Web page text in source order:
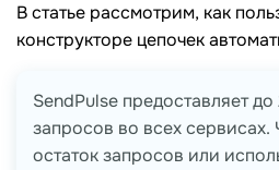
В статье рассмотрим, как
конструкторе цепочек
SendPulse предоставляет
запросов во всех сервисах.
остаток запросов или